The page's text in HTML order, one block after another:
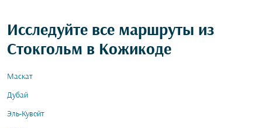
Исследуйте все маршруты из
Стокгольм в Кожикоде
Маскат
Дубай
Эль-Кувейт